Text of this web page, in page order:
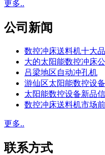
更多..
公司新闻
数控冲床送料机十大
大的太阳能数控冲床
吕梁地区自动冲孔机
游仙区太阳能数控设备
太阳能数控设备新品
数控冲床送料机市场
更多..
联系方式